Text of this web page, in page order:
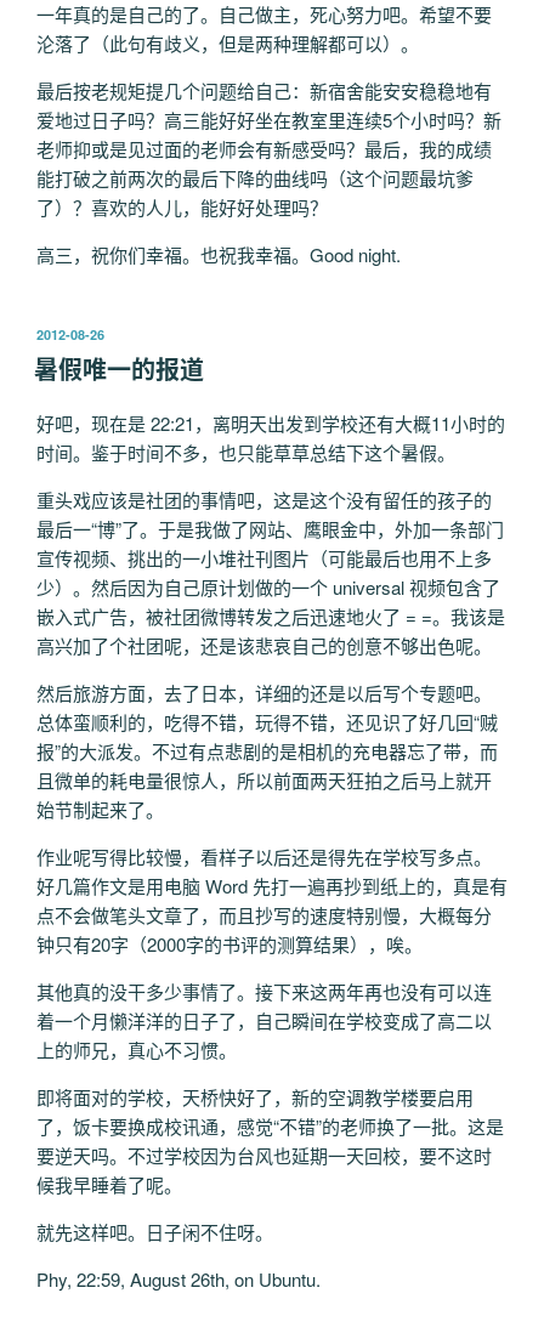
一年真的是自己的了。自己做主，死心努力吧。希望不要
沦落了（此句有歧义，但是两种理解都可以）。
最后按老规矩提几个问题给自己：新宿舍能安安稳稳地有
爱地过日子吗？高三能好好坐在教室里连续5个小时吗？新
老师抑或是见过面的老师会有新感受吗？最后，我的成绩
能打破之前两次的最后下降的曲线吗（这个问题最坑爹
了）？喜欢的人儿，能好好处理吗？
高三，祝你们幸福。也祝我幸福。Good night.
发
布
于
2012-08-26
暑假唯一的报道
好吧，现在是 22:21，离明天出发到学校还有大概11小时的
时间。鉴于时间不多，也只能草草总结下这个暑假。
重头戏应该是社团的事情吧，这是这个没有留任的孩子的
最后一“博”了。于是我做了网站、鹰眼金中，外加一条部门
宣传视频、挑出的一小堆社刊图片（可能最后也用不上多
少）。然后因为自己原计划做的一个 universal 视频包含了
嵌入式广告，被社团微博转发之后迅速地火了 = =。我该是
高兴加了个社团呢，还是该悲哀自己的创意不够出色呢。
然后旅游方面，去了日本，详细的还是以后写个专题吧。
总体蛮顺利的，吃得不错，玩得不错，还见识了好几回“贼
报”的大派发。不过有点悲剧的是相机的充电器忘了带，而
且微单的耗电量很惊人，所以前面两天狂拍之后马上就开
始节制起来了。
作业呢写得比较慢，看样子以后还是得先在学校写多点。
好几篇作文是用电脑 Word 先打一遍再抄到纸上的，真是有
点不会做笔头文章了，而且抄写的速度特别慢，大概每分
钟只有20字（2000字的书评的测算结果），唉。
其他真的没干多少事情了。接下来这两年再也没有可以连
着一个月懒洋洋的日子了，自己瞬间在学校变成了高二以
上的师兄，真心不习惯。
即将面对的学校，天桥快好了，新的空调教学楼要启用
了，饭卡要换成校讯通，感觉“不错”的老师换了一批。这是
要逆天吗。不过学校因为台风也延期一天回校，要不这时
候我早睡着了呢。
就先这样吧。日子闲不住呀。
Phy, 22:59, August 26th, on Ubuntu.